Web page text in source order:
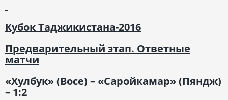
Кубок Таджикистана-2016
Предварительный этап. Ответные
матчи
«Хулбук» (Восе) – «Саройкамар» (Пяндж)
– 1:2